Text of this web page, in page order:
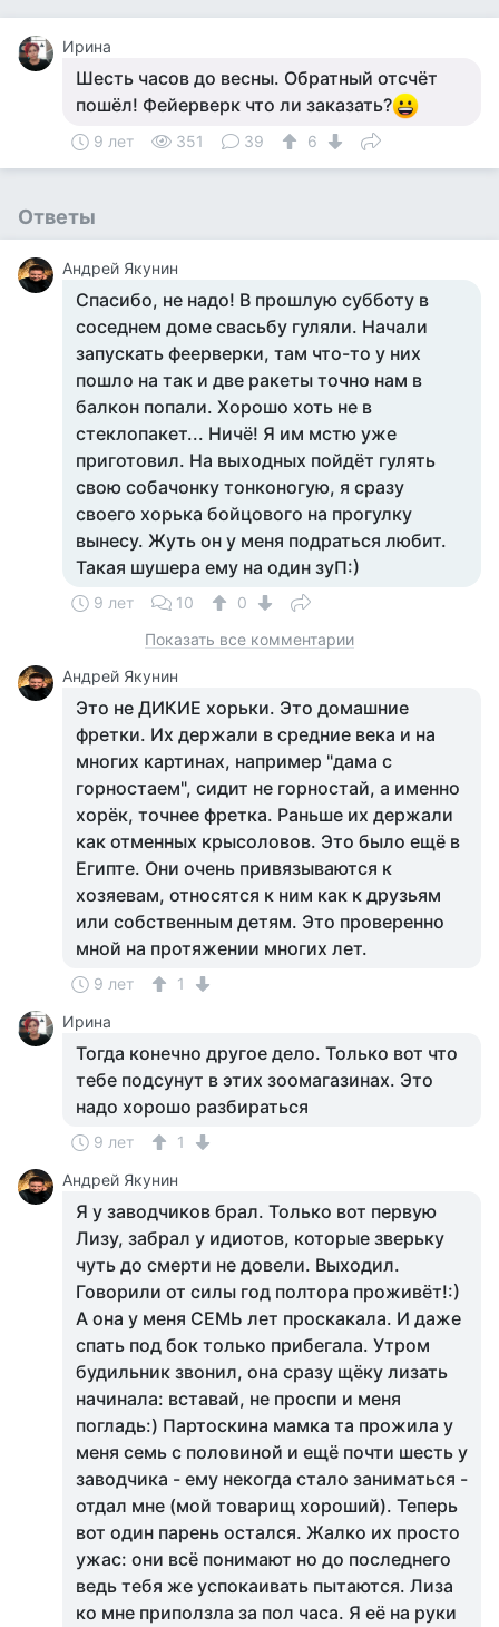
Ирина
Шесть часов до весны. Обратный отсчёт
пошёл! Фейерверк что ли заказать?
9 лет 351 39 6
Ответы
Андрей Якунин
Спасибо, не надо! В прошлую субботу в
соседнем доме свасьбу гуляли. Начали
запускать феерверки, там что-то у них
пошло на так и две ракеты точно нам в
балкон попали. Хорошо хоть не в
стеклопакет... Ничё! Я им мстю уже
приготовил. На выходных пойдёт гулять
свою собачонку тонконогую, я сразу
своего хорька бойцового на прогулку
вынесу. Жуть он у меня подраться любит.
Такая шушера ему на один зуП:)
9 лет 10
0
Показать все комментарии
Андрей Якунин
Это не ДИКИЕ хорьки. Это домашние
фретки. Их держали в средние века и на
многих картинах, например "дама с
горностаем", сидит не горностай, а именно
хорёк, точнее фретка. Раньше их держали
как отменных крысоловов. Это было ещё в
Египте. Они очень привязываются к
хозяевам, относятся к ним как к друзьям
или собственным детям. Это проверенно
мной на протяжении многих лет.
9 лет
1
Ирина
Тогда конечно другое дело. Только вот что
тебе подсунут в этих зоомагазинах. Это
надо хорошо разбираться
9 лет
1
Андрей Якунин
Я у заводчиков брал. Только вот первую
Лизу, забрал у идиотов, которые зверьку
чуть до смерти не довели. Выходил.
Говорили от силы год полтора проживёт!:)
А она у меня СЕМЬ лет проскакала. И даже
спать под бок только прибегала. Утром
будильник звонил, она сразу щёку лизать
начинала: вставай, не проспи и меня
погладь:) Партоскина мамка та прожила у
меня семь с половиной и ещё почти шесть у
заводчика - ему некогда стало заниматься -
отдал мне (мой товарищ хороший). Теперь
вот один парень остался. Жалко их просто
ужас: они всё понимают но до последнего
ведь тебя же успокаивать пытаются. Лиза
ко мне приползла за пол часа. Я её на руки